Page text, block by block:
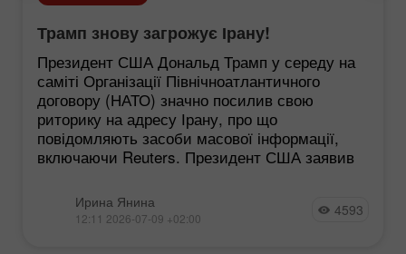
Трамп знову загрожує Ірану!
Президент США Дональд Трамп у середу на
саміті Організації Північноатлантичного
договору (НАТО) значно посилив свою
риторику на адресу Ірану, про що
повідомляють засоби масової інформації,
включаючи Reuters. Президент США заявив
Ирина Янина
12:11 2026-07-09 +02:00 4593